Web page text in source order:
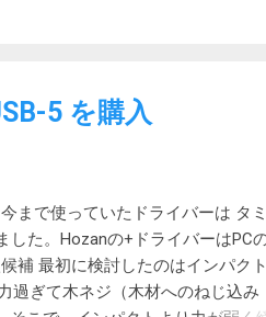
、古い未使用品ロープで作ったも
ポリプロロープと比べると硬さが
5 を購入
まで使っていたドライバーは タ
た。Hozanの+ドライバーはPC
補 最初に検討したのはインパク
過ぎて木ネジ（木材へのねじ込み